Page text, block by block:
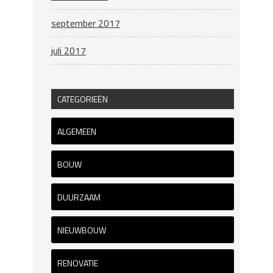
september 2017
juli 2017
CATEGORIEËN
ALGEMEEN
BOUW
DUURZAAM
NIEUWBOUW
RENOVATIE